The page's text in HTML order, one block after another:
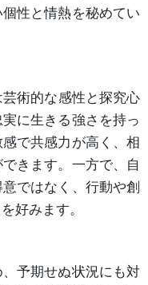
性と情熱を秘めてい
術的な感性と探究心
に生きる強さを持っ
で共感力が高く、相
きます。一方で、自
ではなく、行動や創
好みます。
予期せぬ状況にも対